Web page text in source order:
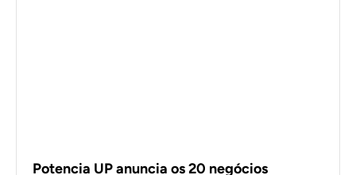
Potencia UP anuncia os 20 negócios